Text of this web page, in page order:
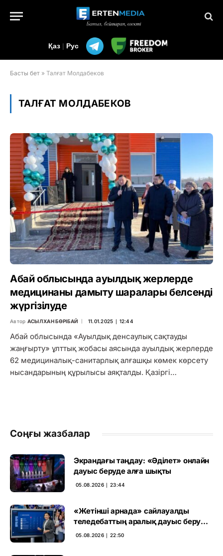
Қаз | Рус
Басты бет » Талғат Молдабеков
ТАЛҒАТ МОЛДАБЕКОВ
Абай облысында ауылдық жерлерде
медицинаны дамыту шаралары белсенді
жүргізілуде
Автор АСЫЛХАН БӨРІБАЙ 11.01.2025 ∣ 12:44
Абай облысында «Ауылдық денсаулық сақтауды
жаңғырту» ұлттық жобасы аясында ауылдық жерлерде
62 медициналық-санитарлық алғашқы көмек көрсету
нысандарының құрылысы аяқталды. Қазіргі…
Соңғы жазбалар
Экрандағы таңдау: «Әділет» онлайн
дауыс беруде алға шықты
05.08.2026 ∣ 23:44
«Жетінші арнада» сайлауалды
теледебаттың аралық дауыс беру
нәтижесі жарияланды
05.08.2026 ∣ 22:50